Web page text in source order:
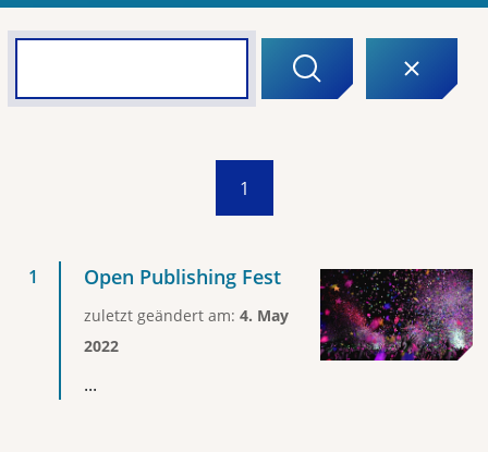
1
Open Publishing Fest
zuletzt geändert am: 4. May
2022
...